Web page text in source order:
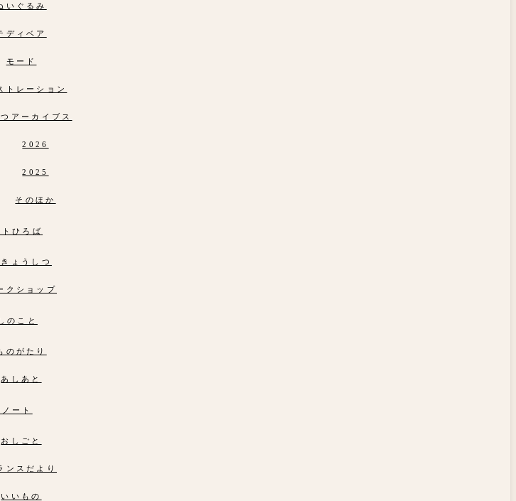
いぐるみ
ディベア
モード
トレーション
アーカイブス
2026
2025
そのほか
ひろば
ょうしつ
クショップ
のこと
のがたり
あしあと
ート
おしごと
ンスだより
いいもの